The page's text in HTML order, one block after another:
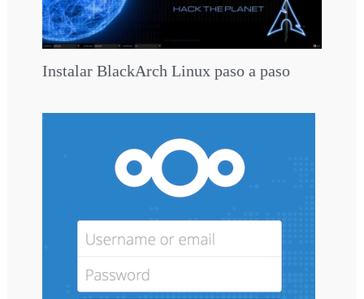
Instalar BlackArch Linux paso a paso